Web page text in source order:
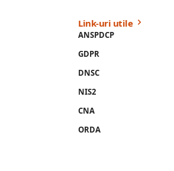
Link-uri utile
ANSPDCP
GDPR
DNSC
NIS2
CNA
ORDA